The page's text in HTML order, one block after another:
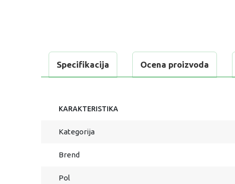
Specifikacija Ocena proizvoda
KARAKTERISTIKA
Kategorija
Brend
Pol